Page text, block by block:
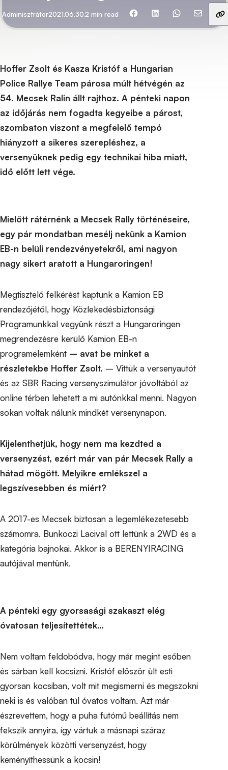
By
AdminisztrátorKözzétett
2021.06.30.2 min read Ossza meg barátaival
Hoffer Zsolt és Kasza Kristóf a Hungarian
Police Rallye Team párosa múlt hétvégén az
54. Mecsek Ralin állt rajthoz. A pénteki napon
az időjárás nem fogadta kegyeibe a párost,
szombaton viszont a megfelelő tempó
hiányzott a sikeres szerepléshez, a
versenyüknek pedig egy technikai hiba miatt,
idő előtt lett vége.
Mielőtt rátérnénk a Mecsek Rally történéseire,
egy pár mondatban mesélj nekünk a Kamion
EB-n belüli rendezvényetekről, ami nagyon
nagy sikert aratott a Hungaroringen!
Megtisztelő felkérést kaptunk a Kamion EB
rendezőjétől, hogy Közlekedésbiztonsági
Programunkkal vegyünk részt a Hungaroringen
megrendezésre kerülő Kamion EB-n
programelemként – avat be minket a
részletekbe Hoffer Zsolt. – Vittük a versenyautót
és az SBR Racing versenyszimulátor jóvoltából az
online térben lehetett a mi autónkkal menni. Nagyon
sokan voltak nálunk mindkét versenynapon.
Kijelenthetjük, hogy nem ma kezdted a
versenyzést, ezért már van pár Mecsek Rally a
hátad mögött. Melyikre emlékszel a
legszívesebben és miért?
A 2017-es Mecsek biztosan a legemlékezetesebb
számomra. Bunkoczi Lacival ott lettünk a 2WD és a
kategória bajnokai. Akkor is a BERENYIRACING
autójával mentünk.
A pénteki egy gyorsasági szakaszt elég
óvatosan teljesítettétek…
Nem voltam feldobódva, hogy már megint esőben
és sárban kell kocsizni. Kristóf először ült esti
gyorsan kocsiban, volt mit megismerni és megszokni
neki is és valóban túl óvatos voltam. Azt már
észrevettem, hogy a puha futómű beállítás nem
fekszik annyira, így vártuk a másnapi száraz
körülmények közötti versenyzést, hogy
keményíthessünk a kocsin!